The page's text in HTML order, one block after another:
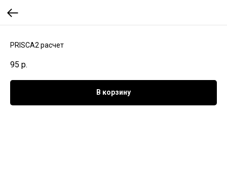
PRISCA2 расчет
95 р.
В корзину